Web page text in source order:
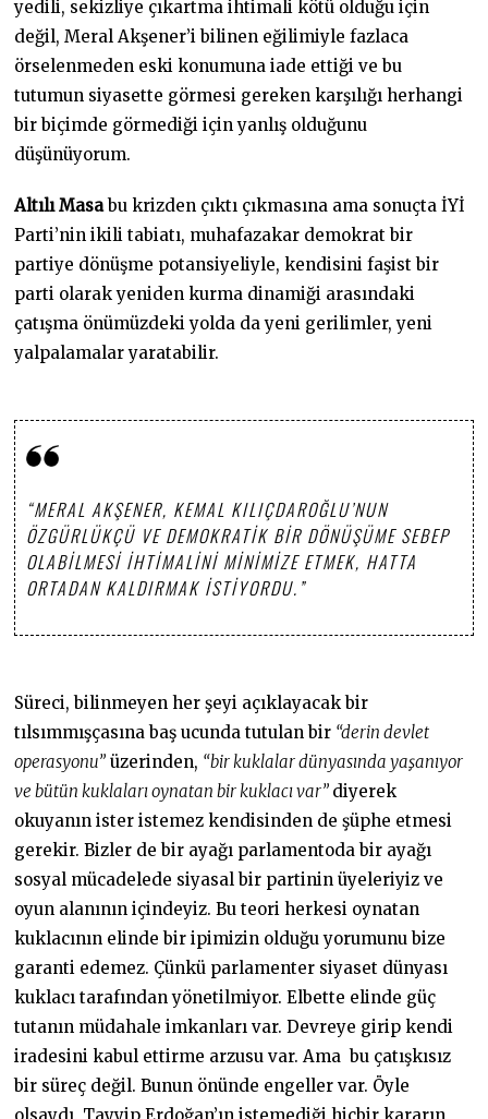
yedili, sekizliye çıkartma ihtimali kötü olduğu için
değil, Meral Akşener’i bilinen eğilimiyle fazlaca
örselenmeden eski konumuna iade ettiği ve bu
tutumun siyasette görmesi gereken karşılığı herhangi
bir biçimde görmediği için yanlış olduğunu
düşünüyorum.
Altılı Masabu krizden çıktı çıkmasına ama sonuçta İYİ
Parti’nin ikili tabiatı, muhafazakar demokrat bir
partiye dönüşme potansiyeliyle, kendisini faşist bir
parti olarak yeniden kurma dinamiği arasındaki
çatışma önümüzdeki yolda da yeni gerilimler, yeni
yalpalamalar yaratabilir.
“MERAL AKŞENER, KEMAL KILIÇDAROĞLU’NUN
ÖZGÜRLÜKÇÜ VE DEMOKRATIK BIR DÖNÜŞÜME SEBEP
OLABILMESI IHTIMALINI MINIMIZE ETMEK, HATTA
ORTADAN KALDIRMAK ISTIYORDU.”
Süreci, bilinmeyen her şeyi açıklayacak bir
tılsımmışçasına baş ucunda tutulan bir “derin devlet
operasyonu” üzerinden, “bir kuklalar dünyasında yaşanıyor
ve bütün kuklaları oynatan bir kuklacı var” diyerek
okuyanın ister istemez kendisinden de şüphe etmesi
gerekir. Bizler de bir ayağı parlamentoda bir ayağı
sosyal mücadelede siyasal bir partinin üyeleriyiz ve
oyun alanının içindeyiz. Bu teori herkesi oynatan
kuklacının elinde bir ipimizin olduğu yorumunu bize
garanti edemez. Çünkü parlamenter siyaset dünyası
kuklacı tarafından yönetilmiyor. Elbette elinde güç
tutanın müdahale imkanları var. Devreye girip kendi
iradesini kabul ettirme arzusu var. Ama bu çatışkısız
bir süreç değil. Bunun önünde engeller var. Öyle